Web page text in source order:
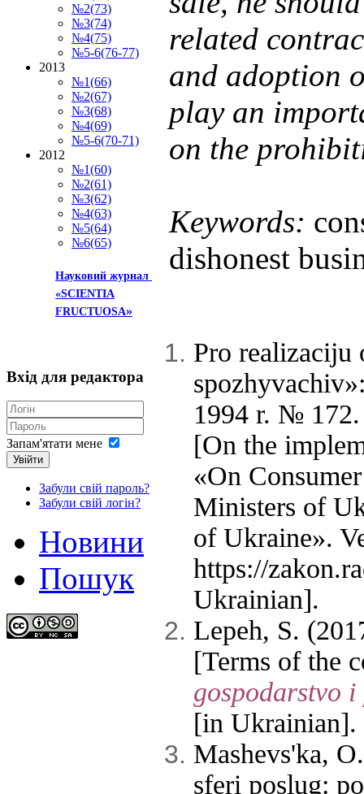
related
and adoption
play an
on the
Keywords:
dishonest
Pro realizaciju
1994 r. №
[On the
«On
Ministers of
of Ukraine».
https://
Ukrainian].
Lepeh, S.
[Terms of the
gospodarstvo
[in Ukrainian].
Mashevs'ka,
sferi poslug:
№2(73)
№3(74)
№4(75)
№5-6(76-77)
2013
№1(66)
№2(67)
№3(68)
№4(69)
№5-6(70-71)
2012
№1(60)
№2(61)
№3(62)
№4(63)
№5(64)
№6(65)
Науковий журнал
«SCIENTIA
FRUCTUOSA»
Вхід для редактора
Запам'ятати мене
Увійти
Забули свій пароль?
Забули свій логін?
Новини
Пошук